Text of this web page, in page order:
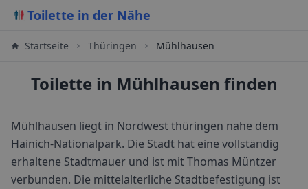
Toilette in der Nähe
Startseite Thüringen Mühlhausen
Toilette in Mühlhausen finden
Mühlhausen liegt in Nordwest thüringen nahe dem
Hainich-Nationalpark. Die Stadt hat eine vollständig
erhaltene Stadtmauer und ist mit Thomas Müntzer
verbunden. Die mittelalterliche Stadtbefestigung ist